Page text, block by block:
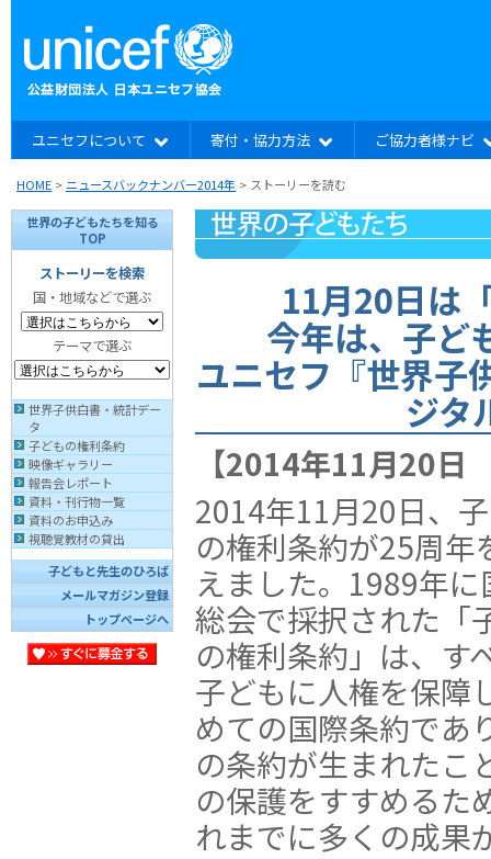
ユニセフについて 寄付・協力方法 ご協力者様ナビ
HOME > ニュースバックナンバー2014年 > ストーリーを読む
世界の子どもたちを知る
TOP
ストーリーを検索
国・地域などで選ぶ
テーマで選ぶ
世界子供白書・統計デー
タ
子どもの権利条約
映像ギャラリー
報告会レポート
資料・刊行物一覧
資料のお申込み
視聴覚教材の貸出
子どもと先生のひろば
メールマガジン登録
トップページへ
11月20日は
今年は、子ど
ユニセフ『世界子
ジタ
【2014年11月20
2014年11月20日、
の権利条約が25周年
えました。1989年に
総会で採択された「
の権利条約」は、す
子どもに人権を保障
めての国際条約であ
の条約が生まれたこ
の保護をすすめるた
れまでに多くの成果